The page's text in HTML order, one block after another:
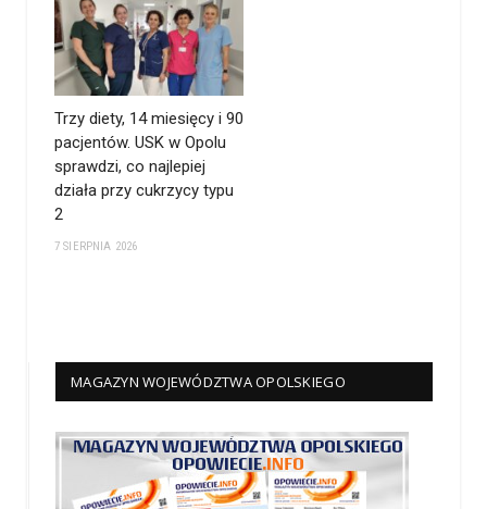
Trzy diety, 14 miesięcy i 90
pacjentów. USK w Opolu
sprawdzi, co najlepiej
działa przy cukrzycy typu
2
7 SIERPNIA 2026
MAGAZYN WOJEWÓDZTWA OPOLSKIEGO